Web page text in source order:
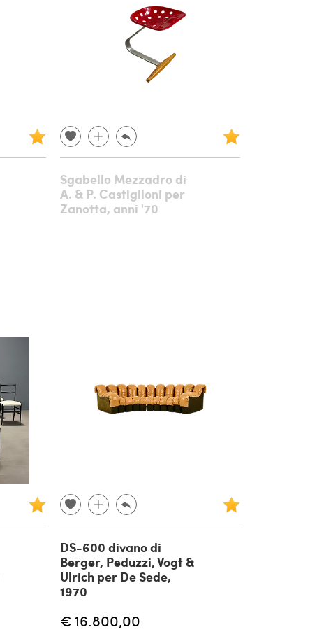
Sgabello Mezzadro di
A. & P. Castiglioni per
Zanotta, anni '70
DS-600 divano di
Berger, Peduzzi, Vogt &
Ulrich per De Sede,
1970
€ 16.800,00